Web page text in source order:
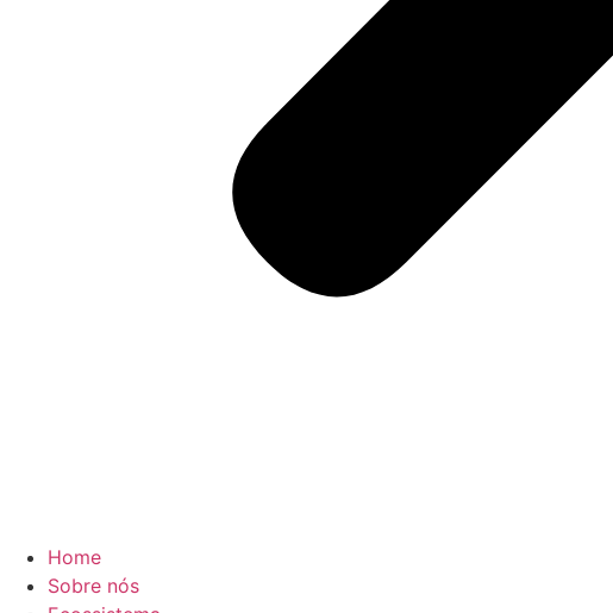
Home
Sobre nós